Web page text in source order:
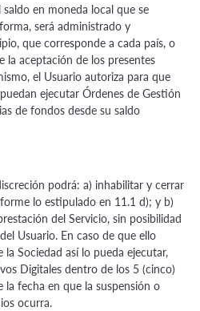
en moneda local que se
será administrado y
que corresponde a cada país, o
la aceptación de los presentes
el Usuario autoriza para que
ejecutar Órdenes de Gestión
de fondos desde su saldo
podrá: a) inhabilitar y cerrar
lo estipulado en 11.1 d); y b)
del Servicio, sin posibilidad
Usuario. En caso de que ello
Sociedad así lo pueda ejecutar,
Digitales dentro de los 5 (cinco)
la fecha en que la suspensión o
ocurra.